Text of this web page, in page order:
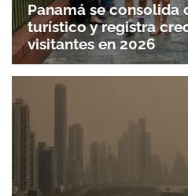
Panamá se consolida
turístico y registra
visitantes en 2026